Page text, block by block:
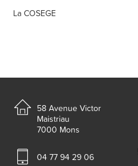
La COSEGE
58 Avenue Victor
Maistriau
7000 Mons
04 77 94 29 06